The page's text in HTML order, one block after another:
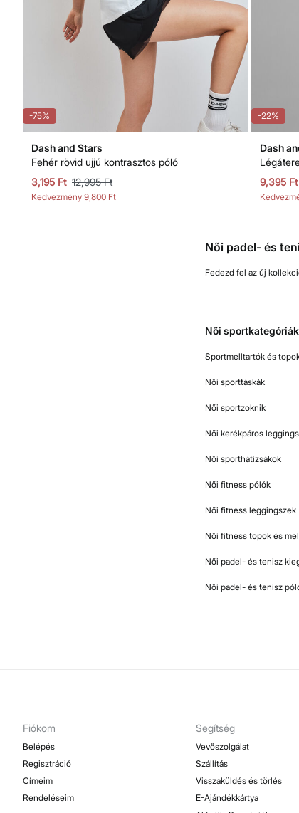
-75%
Dash and Stars
Fehér rövid ujjú kontrasztos póló
3,195 Ft 12,995 Ft
Kedvezmény 9,800 Ft
-22%
Dash
9,395 Ft
Női padel- és
Fedezd fel az új
Női sportkategóriák
Sportmelltartók és
Női sporttáskák
Női sportzoknik
Női kerékpáros
Női sporthátizsákok
Női fitness pólók
Női fitness leggingszek
Női fitness topok és
Női padel- és tenisz
Női padel- és tenisz
Fiókom
Belépés
Regisztráció
Címeim
Rendeléseim
Segítség
Vevőszolgálat
Szállítás
Visszaküldés és törlés
E-Ajándékkártya